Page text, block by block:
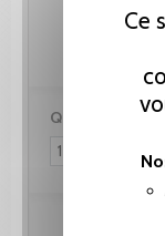
Ce
Quantité :